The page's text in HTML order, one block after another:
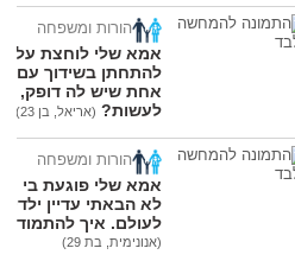
עוד שאלות חדשות במדור
הורות ומשפחה
אמא שלי לוחצת עליי
להתחתן בשידוך עם כל
אחת שיש לה דופק, מה
לעשות? (אריאל, בן 23)
הורות ומשפחה
אמא שלי פוגעת בי כי
לא הבאתי עדיין ילדים
לעולם. איך להתמודד?
(אנונימית, בת 29)